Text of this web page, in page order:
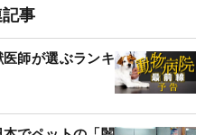
事
医師が選ぶランキ